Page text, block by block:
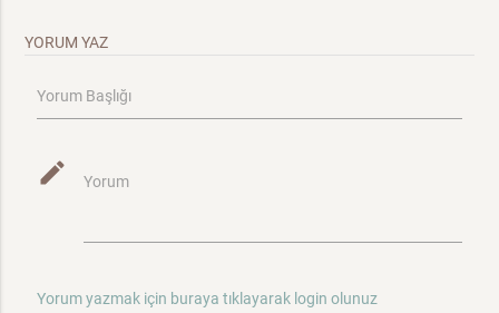
YORUM YAZ
Yorum Başlığı
mode_edit Yorum
Yorum yazmak için buraya tıklayarak login olunuz